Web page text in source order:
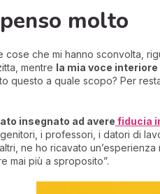
molto
che mi hanno sconvolta,
mentre la mia voce interiore
questo a quale scopo? Per
insegnato ad avere fiducia
i professori, i datori di
ne ho ricavato
mai più a sproposito”.